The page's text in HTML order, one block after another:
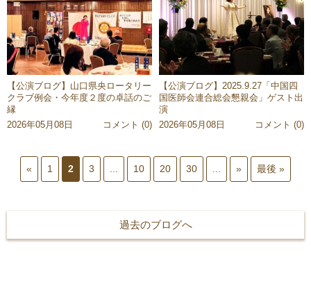
【公演ブログ】山口県央ロータリー
クラブ例会・今年度２度の卓話のご
縁
2026年05月08日
コメント (0)
【公演ブログ】2025.9.27「中国四
国医師会連合総会懇親会」ゲスト出
演
2026年05月08日
コメント (0)
« 1 2 3 10 20 30 » 最後 »
過去のブログへ